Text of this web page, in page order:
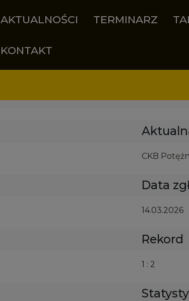
AKTUALNOŚCI TERMINARZ
KONTAKT
CKB
Data
14.03.2026
Rekord
1 : 2